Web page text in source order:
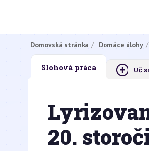
Domovská stránka Domáce úlohy
Slohová práca + Uč
20.